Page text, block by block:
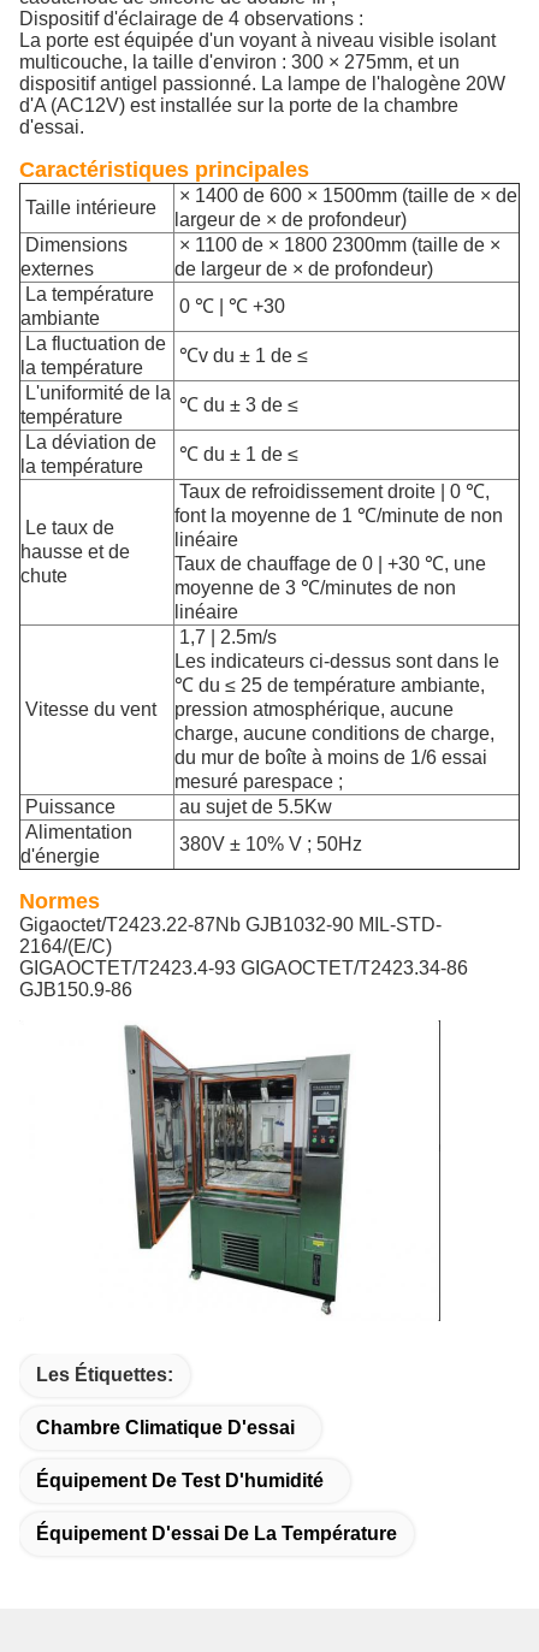
Dispositif d'éclairage de 4 observations :
La porte est équipée d'un voyant à niveau visible isolant
multicouche, la taille d'environ : 300 × 275mm, et un
dispositif antigel passionné. La lampe de l'halogène 20W
d'A (AC12V) est installée sur la porte de la chambre
d'essai.
Caractéristiques principales
Taille intérieure
× 1400 de 600 × 1500mm (taille de × de
largeur de × de profondeur)
Dimensions
externes
× 1100 de × 1800 2300mm (taille de ×
de largeur de × de profondeur)
La température
ambiante
0 ℃ | ℃ +30
La fluctuation de
la température
℃v du ± 1 de ≤
L'uniformité de la
température
℃ du ± 3 de ≤
La déviation de
la température
℃ du ± 1 de ≤
Le taux de
hausse et de
chute
Taux de refroidissement droite | 0 ℃,
font la moyenne de 1 ℃/minute de non
linéaire
Taux de chauffage de 0 | +30 ℃, une
moyenne de 3 ℃/minutes de non
linéaire
Vitesse du vent
1,7 | 2.5m/s
Les indicateurs ci-dessus sont dans le
℃ du ≤ 25 de température ambiante,
pression atmosphérique, aucune
charge, aucune conditions de charge,
du mur de boîte à moins de 1/6 essai
mesuré parespace ;
Puissance
au sujet de 5.5Kw
Alimentation
d'énergie
380V ± 10% V ; 50Hz
Normes
Gigaoctet/T2423.22-87Nb GJB1032-90 MIL-STD-
2164/(E/C)
GIGAOCTET/T2423.4-93 GIGAOCTET/T2423.34-86
GJB150.9-86
Les Étiquettes:
Chambre Climatique D'essai
Équipement De Test D'humidité
Équipement D'essai De La Température